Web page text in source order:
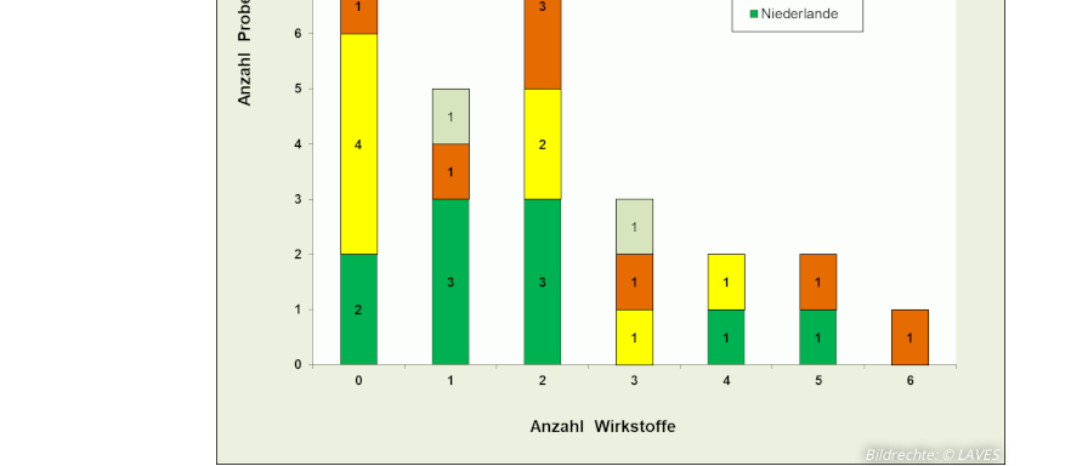
Bildrechte:© LAVES